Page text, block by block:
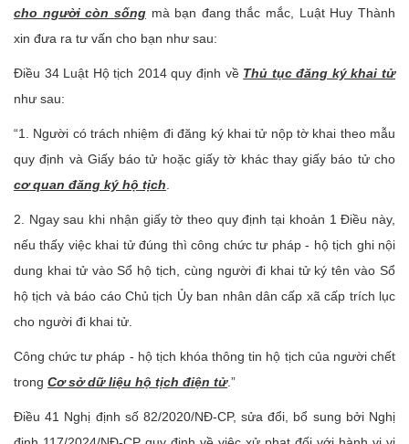
cho người còn sốngmà bạn đang thắc mắc, Luật Huy Thành
xin đưa ra tư vấn cho bạn như sau:
Điều 34 Luật Hộ tịch 2014 quy định về Thủ tục đăng ký khai tử
như sau:
“1. Người có trách nhiệm đi đăng ký khai tử nộp tờ khai theo mẫu
quy định và Giấy báo tử hoặc giấy tờ khác thay giấy báo tử cho
cơ quan đăng ký hộ tịch.
2. Ngay sau khi nhận giấy tờ theo quy định tại khoản 1 Điều này,
nếu thấy việc khai tử đúng thì công chức tư pháp - hộ tịch ghi nội
dung khai tử vào Sổ hộ tịch, cùng người đi khai tử ký tên vào Sổ
hộ tịch và báo cáo Chủ tịch Ủy ban nhân dân cấp xã cấp trích lục
cho người đi khai tử.
Công chức tư pháp - hộ tịch khóa thông tin hộ tịch của người chết
trong Cơ sở dữ liệu hộ tịch điện tử.”
Điều 41 Nghị định số 82/2020/NĐ-CP, sửa đổi, bổ sung bởi Nghị